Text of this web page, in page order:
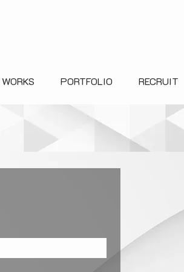
PORTFOLIO RECRUIT